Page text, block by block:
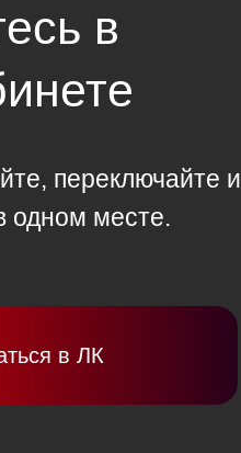
в
переключайте и
одном месте.
в ЛК